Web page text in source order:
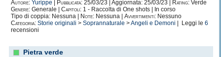
Autore: Yurippe Pubblicata: 25/03/23 | Aggiornata: 25/03/23 | Rating: Verde
Genere: Generale | Capitoli: 1 - Raccolta di One shots | In corso
Tipo di coppia: Nessuna |
Note: Nessuna | Avvertimenti: Nessuno
Categoria: Storie originali > Soprannaturale >Angeli e Demoni | Leggi le 6
recensioni
Pietra verde